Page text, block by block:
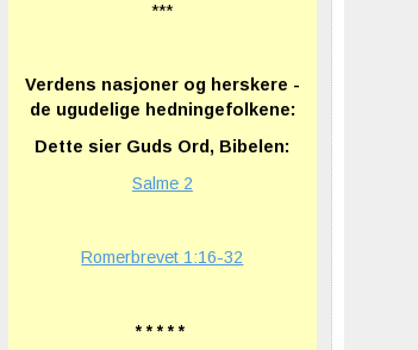
***
Verdens nasjoner og herskere -
de ugudelige hedningefolkene:
Dette sier Guds Ord, Bibelen:
Salme 2
Romerbrevet 1:16-32
* * * * *